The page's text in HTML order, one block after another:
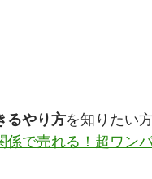
るやり方を知りたい
で売れる！超ワン